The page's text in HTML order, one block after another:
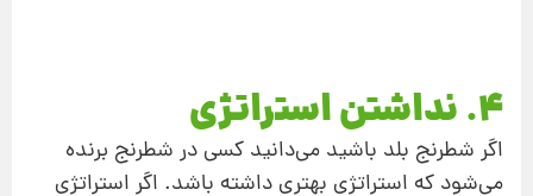
4. نداشتن استراتژی
اگر شطرنج بلد باشید می‌دانید كسی در شطرنج برنده
می‌شود كه استراتژی بهتری داشته باشد. اگر استراتژی